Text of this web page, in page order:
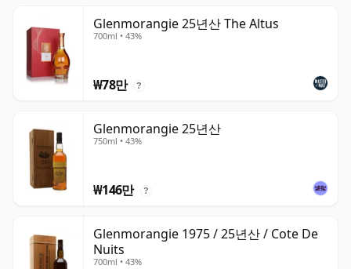
Glenmorangie 25년산 The Altus
700ml • 43%
₩78만 ?
Glenmorangie 25년산
750ml • 43%
₩146만 ?
Glenmorangie 1975 / 25년산 / Cote De
Nuits
700ml • 43%